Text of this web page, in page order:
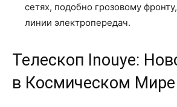
сетях, подобно грозовому
линии электропередач.
Телескоп Inouye:
в Космическом Мире